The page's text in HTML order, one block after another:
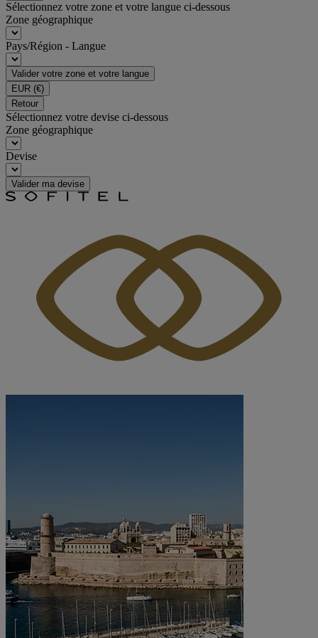
Sélectionnez votre zone et votre langue ci-dessous
Zone géographique
Pays/Région - Langue
Valider votre zone et votre langue
EUR (€)
Retour
Sélectionnez votre devise ci-dessous
Zone géographique
Devise
Valider ma devise